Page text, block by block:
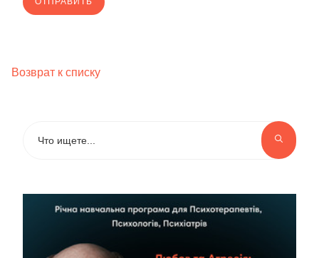
Возврат к списку